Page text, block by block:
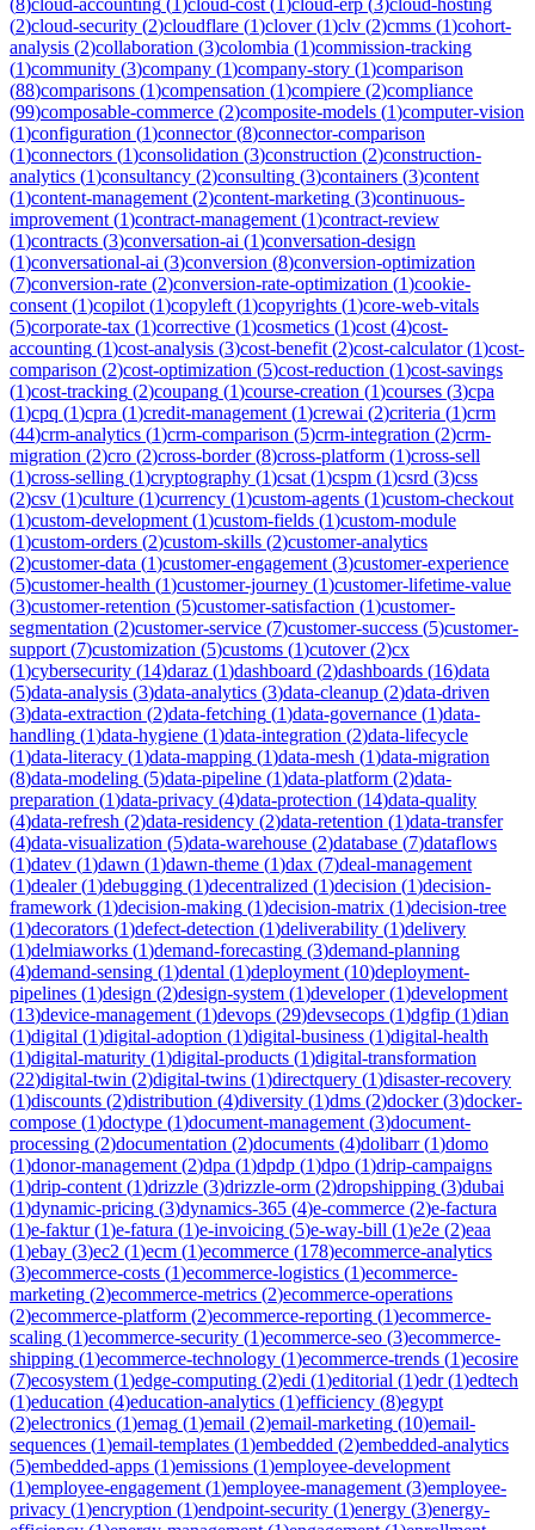
(2)cloud-security (2)cloudflare (1)clover(1)clv (2)cmms (1)cohort-
analysis (2)collaboration (3)colombia (1)commission-tracking
(1)community (3)company (1)company-story (1)comparison
(88)comparisons (1)compensation (1)compiere (2)compliance
(99)composable-commerce (2)composite-models (1)computer-vision
(1)configuration (1)connector(8)connector-comparison
(1)connectors (1)consolidation (3)construction (2)construction-
analytics (1)consultancy (2)consulting (3)containers (3)content
(1)content-management (2)content-marketing (3)continuous-
improvement (1)contract-management (1)contract-review
(1)contracts (3)conversation-ai (1)conversation-design
(1)conversational-ai (3)conversion (8)conversion-optimization
(7)conversion-rate (2)conversion-rate-optimization (1)cookie-
consent (1)copilot (1)copyleft (1)copyrights (1)core-web-vitals
(5)corporate-tax (1)corrective (1)cosmetics (1)cost (4)cost-
accounting (1)cost-analysis (3)cost-benefit (2)cost-calculator(1)cost-
comparison (2)cost-optimization (5)cost-reduction (1)cost-savings
(1)cost-tracking (2)coupang (1)course-creation (1)courses (3)cpa
(1)cpq (1)cpra (1)credit-management (1)crewai (2)criteria (1)crm
(44)crm-analytics (1)crm-comparison (5)crm-integration (2)crm-
migration (2)cro (2)cross-border(8)cross-platform (1)cross-sell
(1)cross-selling (1)cryptography (1)csat (1)cspm (1)csrd (3)css
(2)csv (1)culture (1)currency (1)custom-agents (1)custom-checkout
(1)custom-development (1)custom-fields (1)custom-module
(1)custom-orders (2)custom-skills (2)customer-analytics
(2)customer-data (1)customer-engagement (3)customer-experience
(5)customer-health (1)customer-journey (1)customer-lifetime-value
(3)customer-retention (5)customer-satisfaction (1)customer-
segmentation (2)customer-service (7)customer-success (5)customer-
support (7)customization (5)customs (1)cutover(2)cx
(1)cybersecurity (14)daraz (1)dashboard (2)dashboards (16)data
(5)data-analysis (3)data-analytics (3)data-cleanup (2)data-driven
(3)data-extraction (2)data-fetching (1)data-governance (1)data-
handling (1)data-hygiene (1)data-integration (2)data-lifecycle
(1)data-literacy (1)data-mapping (1)data-mesh (1)data-migration
(8)data-modeling (5)data-pipeline (1)data-platform (2)data-
preparation (1)data-privacy (4)data-protection (14)data-quality
(4)data-refresh (2)data-residency (2)data-retention (1)data-transfer
(4)data-visualization (5)data-warehouse (2)database (7)dataflows
(1)datev (1)dawn (1)dawn-theme (1)dax (7)deal-management
(1)dealer(1)debugging (1)decentralized (1)decision (1)decision-
framework (1)decision-making (1)decision-matrix (1)decision-tree
(1)decorators (1)defect-detection (1)deliverability (1)delivery
(1)delmiaworks (1)demand-forecasting (3)demand-planning
(4)demand-sensing (1)dental (1)deployment (10)deployment-
pipelines (1)design (2)design-system (1)developer(1)development
(13)device-management (1)devops (29)devsecops (1)dgfip (1)dian
(1)digital (1)digital-adoption (1)digital-business (1)digital-health
(1)digital-maturity (1)digital-products (1)digital-transformation
(22)digital-twin (2)digital-twins (1)directquery (1)disaster-recovery
(1)discounts (2)distribution (4)diversity (1)dms (2)docker(3)docker-
compose (1)doctype (1)document-management (3)document-
processing (2)documentation (2)documents (4)dolibarr(1)domo
(1)donor-management (2)dpa (1)dpdp (1)dpo (1)drip-campaigns
(1)drip-content (1)drizzle (3)drizzle-orm (2)dropshipping (3)dubai
(1)dynamic-pricing (3)dynamics-365 (4)e-commerce (2)e-factura
(1)e-faktur(1)e-fatura (1)e-invoicing (5)e-way-bill (1)e2e (2)eaa
(1)ebay (3)ec2 (1)ecm (1)ecommerce (178)ecommerce-analytics
(3)ecommerce-costs (1)ecommerce-logistics (1)ecommerce-
marketing (2)ecommerce-metrics (2)ecommerce-operations
(2)ecommerce-platform (2)ecommerce-reporting (1)ecommerce-
scaling (1)ecommerce-security (1)ecommerce-seo (3)ecommerce-
shipping (1)ecommerce-technology (1)ecommerce-trends (1)ecosire
(7)ecosystem (1)edge-computing (2)edi (1)editorial (1)edr(1)edtech
(1)education (4)education-analytics (1)efficiency (8)egypt
(2)electronics (1)emag (1)email (2)email-marketing (10)email-
sequences (1)email-templates (1)embedded (2)embedded-analytics
(5)embedded-apps (1)emissions (1)employee-development
(1)employee-engagement (1)employee-management (3)employee-
privacy (1)encryption (1)endpoint-security (1)energy (3)energy-